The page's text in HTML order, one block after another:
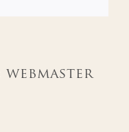
webmaster